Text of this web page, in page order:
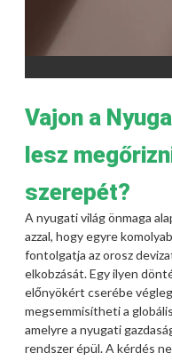
Vajon a
lesz
szerepét?
A nyugati világ önmaga
azzal, hogy egyre
fontolgatja az orosz
elkobzását. Egy ilyen
előnyökért cserébe végleg
megsemmisítheti a
amelyre a nyugati
rendszer épül. A kérdés